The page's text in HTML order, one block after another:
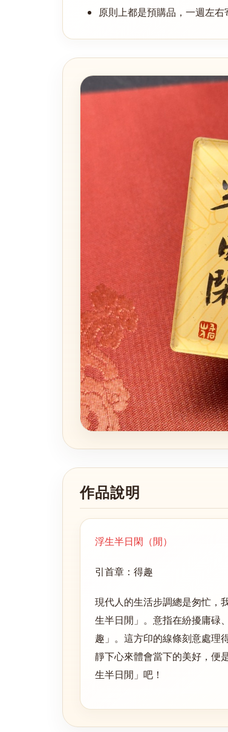
原則上都是預購品，一週左
作品說明
浮生半日閑（閒）
引首章：得趣
現代人的生活步調總是匆忙，
生半日閒」。意指在紛擾庸碌
趣」。這方印的線條刻意處理
靜下心來體會當下的美好，便
生半日閒」吧！